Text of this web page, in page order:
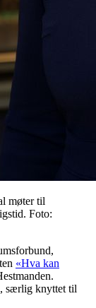
møter til
Foto:
«Hva kan
særlig knyttet til